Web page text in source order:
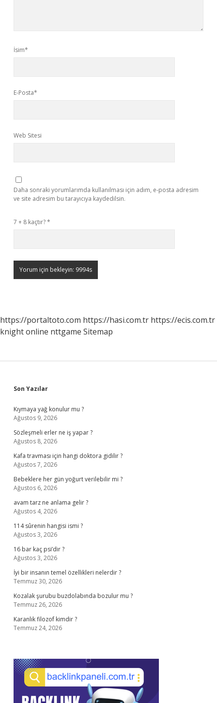
İsim*
E-Posta*
Web Sitesi
Daha sonraki yorumlarımda kullanılması için adım, e-posta adresim
ve site adresim bu tarayıcıya kaydedilsin.
7 + 8 kaçtır?*
https://portaltoto.com https://hasi.com.tr https://ecis.com.tr
knight online nttgame Sitemap
Sidebar
Son Yazılar
Kıymaya yağ konulur mu ?
Ağustos 9, 2026
Sözleşmeli erler ne iş yapar ?
Ağustos 8, 2026
Kafa travması için hangi doktora gidilir ?
Ağustos 7, 2026
Bebeklere her gün yoğurt verilebilir mi ?
Ağustos 6, 2026
avam tarz ne anlama gelir ?
Ağustos 4, 2026
114 sûrenin hangisi ismi ?
Ağustos 3, 2026
16 bar kaç psi’dir ?
Ağustos 3, 2026
İyi bir insanın temel özellikleri nelerdir ?
Temmuz 30, 2026
Kozalak şurubu buzdolabında bozulur mu ?
Temmuz 26, 2026
Karanlık filozof kimdir ?
Temmuz 24, 2026